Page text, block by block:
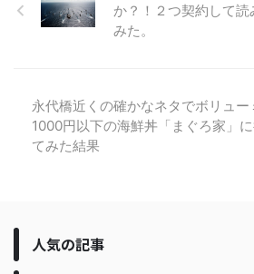
か？！２つ契約して
みた。
永代橋近くの確かなネタでボリュー
1000円以下の海鮮丼「まぐろ家」
てみた結果
人気の記事